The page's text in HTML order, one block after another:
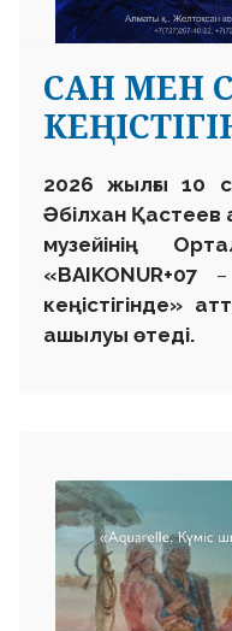
САН МЕН
2026 жылғы 10
Әбілхан Қастеев
музейінің
«BAIKONUR+07 –
кеңістігінде»
ашылуы өтеді.